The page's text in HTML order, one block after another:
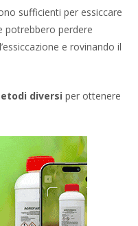
sufficienti per essiccare
potrebbero perdere
e rovinando il
diversi per ottenere